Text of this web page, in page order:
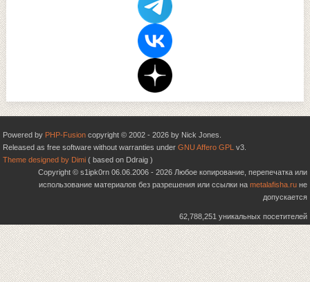
Powered by PHP-Fusion copyright © 2002 - 2026 by Nick Jones.
Released as free software without warranties under GNU Affero GPL v3.
Theme designed by Dimi ( based on Ddraig )
Copyright © s1ipk0rn 06.06.2006 - 2026 Любое копирование, перепечатка или
использование материалов без разрешения или ссылки на metalafisha.ru не
допускается
62,788,251 уникальных посетителей